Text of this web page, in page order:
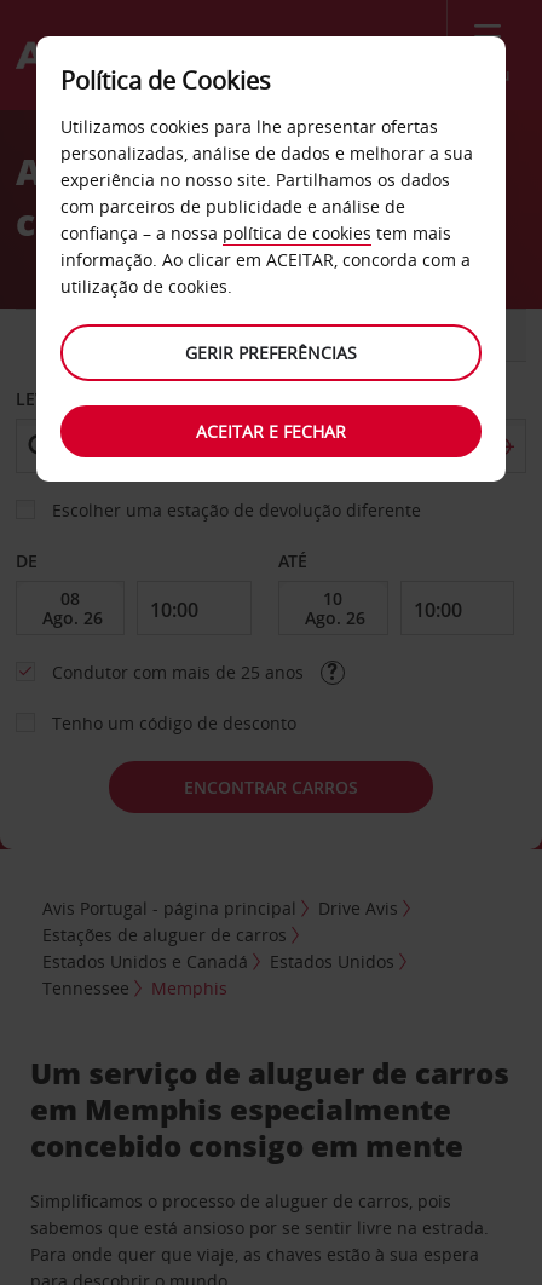
Menu
Welcome
AvisAluguer de
carros Memphis
CARRO COMERCIAIS
LEVANTAR EM
Escolher uma estação de devolução diferente
DE ATÉ
Condutor com mais de 25 anos
Tenho um código de desconto
ENCONTRAR CARROS
Avis Portugal - página principal
Drive Avis
Estações de aluguer de carros
Estados Unidos e Canadá
Estados Unidos
Tennessee
Memphis
Um serviço de aluguer de carros
em Memphis especialmente
concebido consigo em mente
Simplificamos o processo de aluguer de carros, pois
sabemos que está ansioso por se sentir livre na estrada.
Para onde quer que viaje, as chaves estão à sua espera
para descobrir o mundo.
Política de Cookies
Utilizamos cookies para lhe apresentar ofertas
personalizadas, análise de dados e melhorar a sua
experiência no nosso site. Partilhamos os dados
com parceiros de publicidade e análise de
confiança – a nossa política de cookies tem mais
informação. Ao clicar em ACEITAR, concorda com a
utilização de cookies.
GERIR PREFERÊNCIAS
ACEITAR E FECHAR